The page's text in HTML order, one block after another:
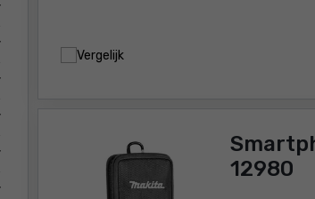
Vergelijk
12980